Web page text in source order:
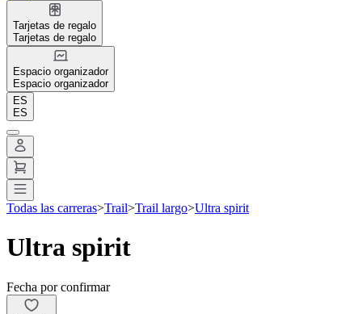
Tarjetas de regalo
Tarjetas de regalo
Espacio organizador
Espacio organizador
ES
ES
Todas las carreras>Trail>Trail largo>Ultra spirit
Ultra spirit
Fecha por confirmar